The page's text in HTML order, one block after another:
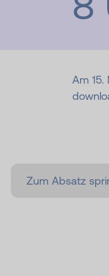
Am